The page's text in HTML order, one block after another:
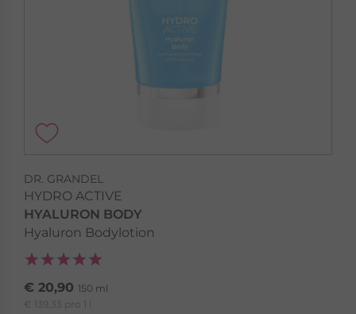
DR. GRANDEL
HYDRO ACTIVE
HYALURON BODY
Hyaluron Bodylotion
€ 20,90 150 ml
€ 139,33 pro 1 l